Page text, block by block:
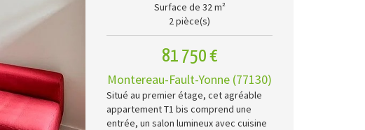
Surface de 32 m²
2 pièce(s)
81 750 €
Montereau-Fault-Yonne (77130)
Situé au premier étage, cet agréable
appartement T1 bis comprend une
entrée, un salon lumineux avec cuisine